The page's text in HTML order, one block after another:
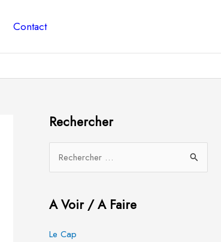
Contact
Rechercher
h
e
A Voir / A Faire
Le Cap